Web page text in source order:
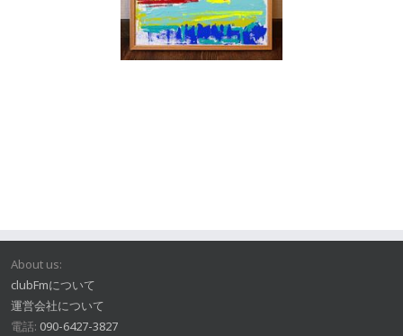
About us:
clubFmについて
運営会社について
電話: 090-6427-3827